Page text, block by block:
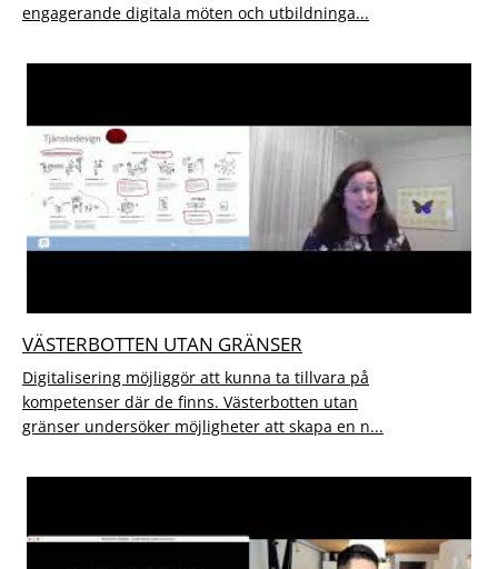
engagerande digitala möten och utbildninga...
VÄSTERBOTTEN UTAN GRÄNSER
Digitalisering möjliggör att kunna ta tillvara på
kompetenser där de finns. Västerbotten utan
gränser undersöker möjligheter att skapa en n...